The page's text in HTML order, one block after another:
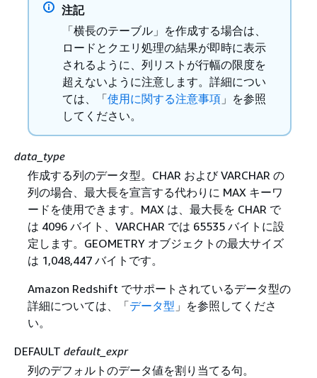
注記
「横長のテーブル」を作成する場合は、
ロードとクエリ処理の結果が即時に表示
されるように、列リストが行幅の限度を
超えないように注意します。詳細につい
ては、「使用に関する注意事項」を参照
してください。
data_type
作成する列のデータ型。CHAR および VARCHAR の
列の場合、最大長を宣言する代わりに MAX キーワ
ードを使用できます。MAX は、最大長を CHAR で
は 4096 バイト、VARCHAR では 65535 バイトに設
定します。GEOMETRY オブジェクトの最大サイズ
は 1,048,447 バイトです。
Amazon Redshift でサポートされているデータ型の
詳細については、「データ型 」を参照してくださ
い。
DEFAULT default_expr
列のデフォルトのデータ値を割り当てる句。